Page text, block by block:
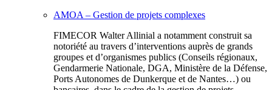
AMOA – Gestion de projets complexes
FIMECOR Walter Allinial a notamment construit sa
notoriété au travers d’interventions auprès de grands
groupes et d’organismes publics (Conseils régionaux,
Gendarmerie Nationale, DGA, Ministère de la Défense,
Ports Autonomes de Dunkerque et de Nantes…) ou